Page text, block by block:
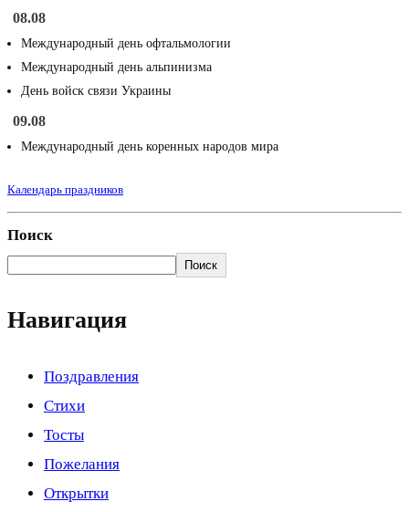
08.08
Международный день офтальмологии
Международный день альпинизма
День войск связи Украины
09.08
Международный день коренных народов мира
Календарь праздников
Поиск
Поиск
Навигация
Поздравления
Стихи
Тосты
Пожелания
Открытки